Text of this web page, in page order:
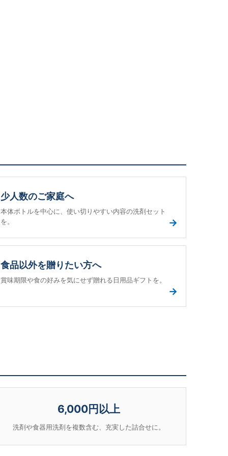
少人数のご家庭へ
本体ボトルを中心に、使い切りやすい内容の洗剤セット
を。
→
食品以外を贈りたい方へ
賞味期限や食の好みを気にせず贈れる日用品ギフトを。
→
6,000円以上
洗剤や食器用洗剤を複数含む、充実した詰合せに。